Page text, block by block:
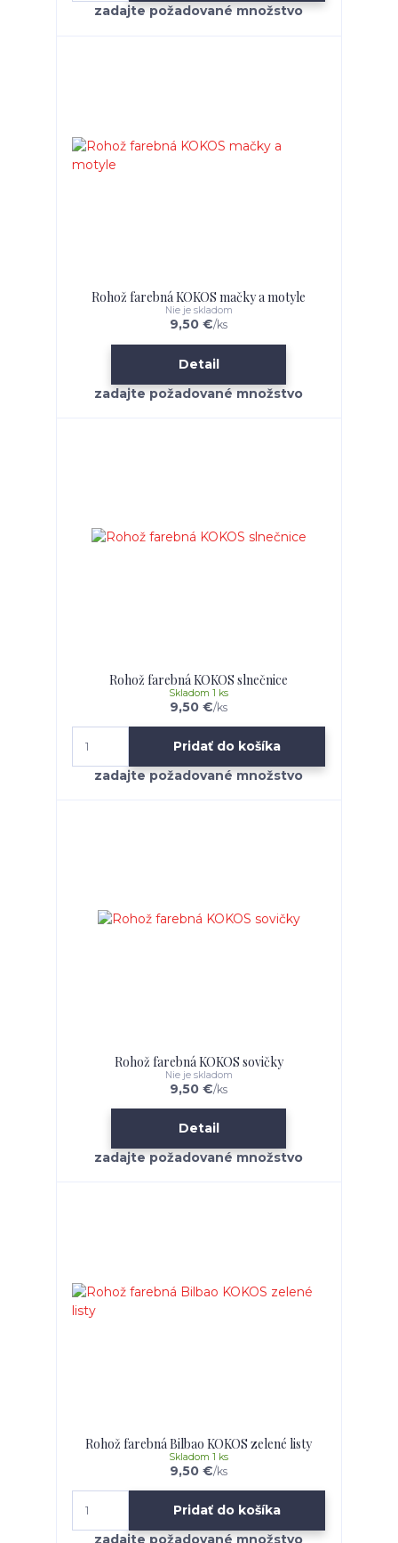
Rohož farebná KOKOS mačky a motyle
9,50 €/ks
Nie je skladom
Detail
Rohož farebná KOKOS slnečnice
9,50 €/ks
Skladom 1 ks
Pridať do košíka
Rohož farebná KOKOS sovičky
9,50 €/ks
Nie je skladom
Detail
Rohož farebná Bilbao KOKOS zelené listy
9,50 €/ks
Skladom 1 ks
Pridať do košíka